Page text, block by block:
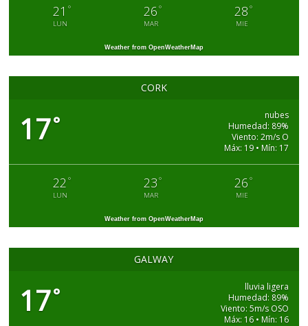
21 °
LUN
26 °
MAR
28 °
MIE
Weather from OpenWeatherMap
CORK
17°
nubes
Humedad: 89%
Viento: 2m/s O
Máx: 19 • Mín: 17
22 °
LUN
23 °
MAR
26 °
MIE
Weather from OpenWeatherMap
GALWAY
17°
lluvia ligera
Humedad: 89%
Viento: 5m/s OSO
Máx: 16 • Mín: 16